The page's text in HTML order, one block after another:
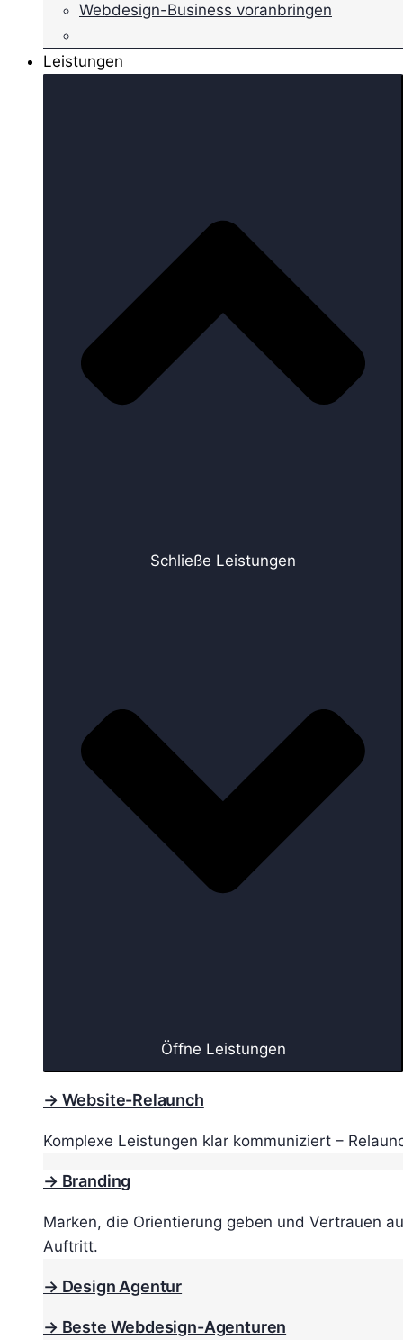
Webdesign-Business voranbringen
Leistungen
Schließe Leistungen
Öffne Leistungen
→ Website-Relaunch
Komplexe Leistungen klar kommuniziert –
→ Branding
Marken, die Orientierung geben und Vertrauen
Auftritt.
→ Design Agentur
→ Beste Webdesign-Agenturen